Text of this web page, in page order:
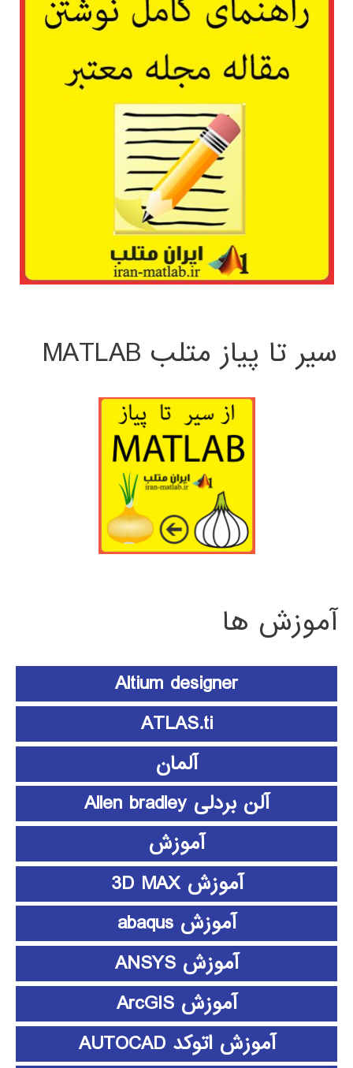
سیر تا پیاز متلب MATLAB
آموزش ها
Altium designer
ATLAS.ti
آلمان
آلن بردلی Allen bradley
آموزش
آموزش 3D MAX
آموزش abaqus
آموزش ANSYS
آموزش ArcGIS
آموزش اتوکد AUTOCAD